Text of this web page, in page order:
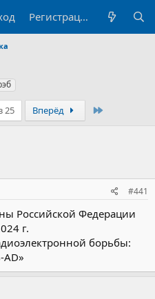
Регистрация
25 Вперёд
#441
Российской Федерации
г.
борьбы:
AD»